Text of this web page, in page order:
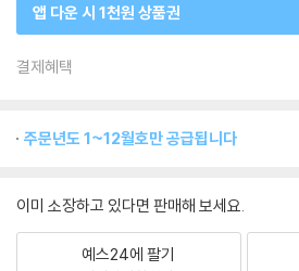
앱 다운 시 1천원 상품권
결제혜택
주문년도 1~12월호만 공급됩니다
이미 소장하고 있다면 판매해 보세요.
예스24에 팔기